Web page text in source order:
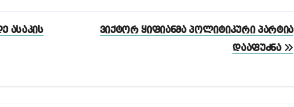
ასაკის
ვიქტორ ყიფიანმა პოლიტიკური პარტია
დააფუძნა